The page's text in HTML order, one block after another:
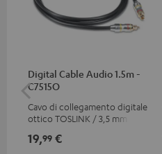
Digital Cable Audio 1.5m -
C7515O
Cavo di collegamento digitale
ottico TOSLINK / 3,5 mm
19,99 €